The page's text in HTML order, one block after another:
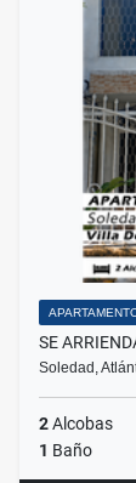
SE
Soledad,
2Alcobas
1 Baño